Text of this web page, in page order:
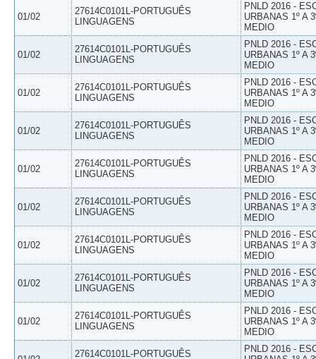
01/02
27614C0101L-PORTUGUÊS
LINGUAGENS
PNLD 2016 -
URBANAS 1º A
MEDIO
01/02
27614C0101L-PORTUGUÊS
LINGUAGENS
PNLD 2016 -
URBANAS 1º A
MEDIO
01/02
27614C0101L-PORTUGUÊS
LINGUAGENS
PNLD 2016 -
URBANAS 1º A
MEDIO
01/02
27614C0101L-PORTUGUÊS
LINGUAGENS
PNLD 2016 -
URBANAS 1º A
MEDIO
01/02
27614C0101L-PORTUGUÊS
LINGUAGENS
PNLD 2016 -
URBANAS 1º A
MEDIO
01/02
27614C0101L-PORTUGUÊS
LINGUAGENS
PNLD 2016 -
URBANAS 1º A
MEDIO
01/02
27614C0101L-PORTUGUÊS
LINGUAGENS
PNLD 2016 -
URBANAS 1º A
MEDIO
01/02
27614C0101L-PORTUGUÊS
LINGUAGENS
PNLD 2016 -
URBANAS 1º A
MEDIO
01/02
27614C0101L-PORTUGUÊS
LINGUAGENS
PNLD 2016 -
URBANAS 1º A
MEDIO
27614C0101L-PORTUGUÊS
PNLD 2016 -